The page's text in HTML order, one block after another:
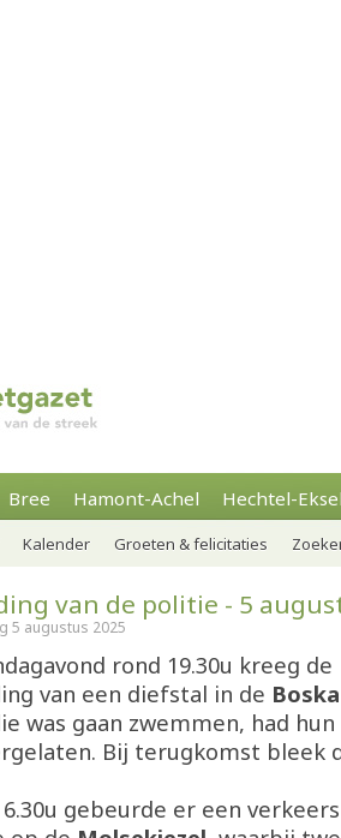
Bree Hamont-Achel Hechtel-
Kalender Groeten & felicitaties
van de politie - 5
5 augustus 2025
rond 19.30u kreeg
van een diefstal in de
was gaan zwemmen, had
Bij terugkomst bleek
gebeurde er een